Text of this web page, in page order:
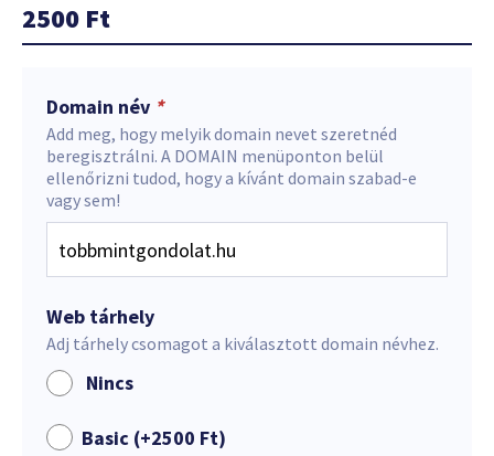
2500 Ft
Domain név *
Add meg, hogy melyik domain nevet szeretnéd
beregisztrálni. A DOMAIN menüponton belül
ellenőrizni tudod, hogy a kívánt domain szabad-e
vagy sem!
Web tárhely
Adj tárhely csomagot a kiválasztott domain névhez.
Nincs
Basic (+2500 Ft)